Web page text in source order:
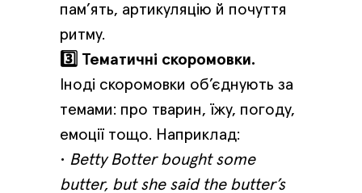
пам’ять, артикуляцію й почуття
ритму.
3️⃣ Тематичні скоромовки.
Іноді скоромовки об’єднують за
темами: про тварин, їжу, погоду,
емоції тощо. Наприклад:
• Betty Botter bought some
butter, but she said the butter’s